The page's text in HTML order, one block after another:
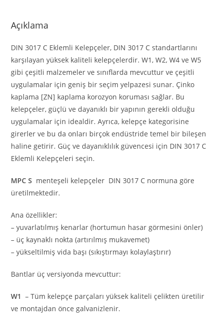
Açıklama
DIN 3017 C Eklemli Kelepçeler, DIN 3017 C standartlarını
karşılayan yüksek kaliteli kelepçelerdir. W1, W2, W4 ve W5
gibi çeşitli malzemeler ve sınıflarda mevcuttur ve çeşitli
uygulamalar için geniş bir seçim yelpazesi sunar. Çinko
kaplama [ZN] kaplama korozyon koruması sağlar. Bu
kelepçeler, güçlü ve dayanıklı bir yapının gerekli olduğu
uygulamalar için idealdir. Ayrıca, kelepçe kategorisine
girerler ve bu da onları birçok endüstride temel bir bileşen
haline getirir. Güç ve dayanıklılık güvencesi için DIN 3017 C
Eklemli Kelepçeleri seçin.
MPC S menteşeli kelepçeler DIN 3017 C normuna göre
üretilmektedir.
Ana özellikler:
– yuvarlatılmış kenarlar (hortumun hasar görmesini önler)
– üç kaynaklı nokta (artırılmış mukavemet)
– yükseltilmiş vida başı (sıkıştırmayı kolaylaştırır)
Bantlar üç versiyonda mevcuttur:
W1 – Tüm kelepçe parçaları yüksek kaliteli çelikten üretilir
ve montajdan önce galvanizlenir.